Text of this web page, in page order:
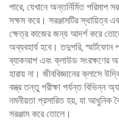
পারে, যেখানে অন্তর্নির্মিত
সক্ষম করে। সরঞ্জামটির স্থায়িত্ব
ক্ষেত্র কাজের জন্য আদর্শ করে
অব্যবহার্য হবে। তদুপরি,
ব্যাকআপ এবং ক্লাউড সংরক্ষণের
হারায় না। জীববিজ্ঞানের ক্লাসে
বস্ত্র তন্তু পরীক্ষা পর্যন্ত বিভিন্ন
নমনীয়তা প্রসারিত হয়, যা আধুনিক
সরঞ্জাম করে তোলে।